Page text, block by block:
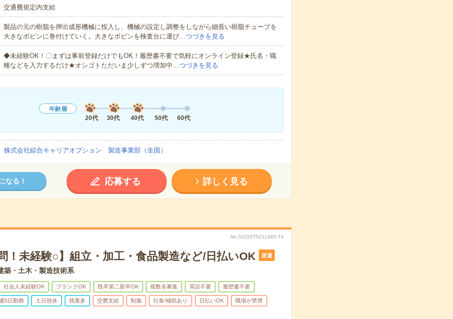
交通費規定内支給
製品の元の樹脂を押出成形機械に投入し、機械の設定し調整をしながら細長い樹脂チューブを
大きなボビンに巻付けていく。大きなボビンを検査台に運び…つづきを見る
◆未経験OK！〇まずは事前登録だけでもOK！履歴書不要で気軽にオンライン登録★氏名・職
種などを入力するだけ★オシゴトただいま少しずつ増加中…つづきを見る
年齢層
20代
30代 40代 50代 60代
株式会社綜合キャリアオプション 製造事業部（全国）
なる！ 応募する 詳しく見る
No.SCOST5211985-T4
！未経験○】組立・加工・食品製造など/日払いOK 派遣
築・土木・製造技術系
社会人未経験OK ブランクOK 既卒第二新卒OK 複数名募集 英語不要 履歴書不要
5日勤務 土日祝休 残業多 交費支給 制服 社食/補助あり 日払いOK 職場が禁煙